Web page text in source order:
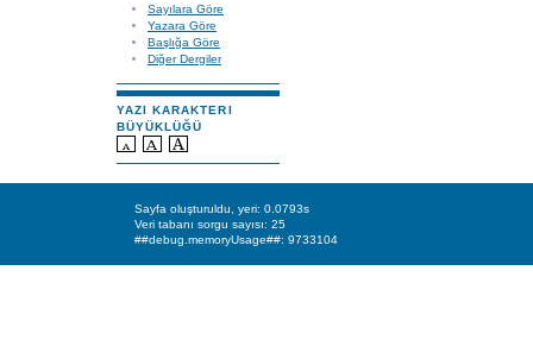
Sayılara Göre
Yazara Göre
Başlığa Göre
Diğer Dergiler
YAZI KARAKTERI
BÜYÜKLÜĞÜ
Sayfa oluşturuldu, yeri: 0.0793s
Veri tabanı sorgu sayısı: 25
##debug.memoryUsage##: 9733104